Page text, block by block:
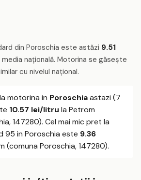
din Poroschia este astăzi 9.51
media națională. Motorina se găsește
cu nivelul național.
motorina in Poroschiaastazi (7
10.57 lei/litru la Petrom
147280). Cel mai mic pret la
95 in Poroschia este 9.36
(comuna Poroschia, 147280).